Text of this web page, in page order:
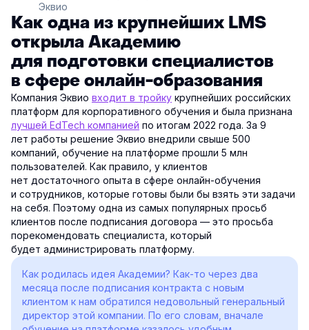
Эквио
Как одна из крупнейших LMS
открыла Академию
для подготовки специалистов
в сфере онлайн-образования
Компания Эквио входит в тройку крупнейших российских
платформ для корпоративного обучения и была признана
лучшей EdTech компанией по итогам 2022 года. За 9
лет работы решение Эквио внедрили свыше 500
компаний, обучение на платформе прошли 5 млн
пользователей. Как правило, у клиентов
нет достаточного опыта в сфере онлайн-обучения
и сотрудников, которые готовы были бы взять эти задачи
на себя. Поэтому одна из самых популярных просьб
клиентов после подписания договора — это просьба
порекомендовать специалиста, который
будет администрировать платформу.
Как родилась идея Академии? Как-то через два
месяца после подписания контракта с новым
клиентом к нам обратился недовольный генеральный
директор этой компании. По его словам, вначале